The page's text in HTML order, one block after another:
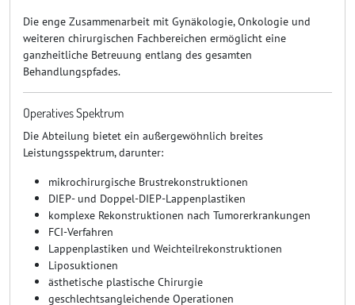
Die enge Zusammenarbeit mit Gynäkologie, Onkologie und
weiteren chirurgischen Fachbereichen ermöglicht eine
ganzheitliche Betreuung entlang des gesamten
Behandlungspfades.
Operatives Spektrum
Die Abteilung bietet ein außergewöhnlich breites
Leistungsspektrum, darunter:
mikrochirurgische Brustrekonstruktionen
DIEP- und Doppel-DIEP-Lappenplastiken
komplexe Rekonstruktionen nach Tumorerkrankungen
FCI-Verfahren
Lappenplastiken und Weichteilrekonstruktionen
Liposuktionen
ästhetische plastische Chirurgie
geschlechtsangleichende Operationen